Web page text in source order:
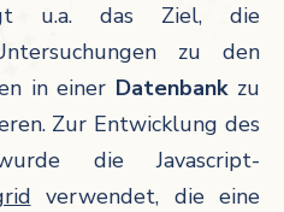
u.a. das Ziel, die
zu den
in einer Datenbankzu
Zur Entwicklung des
die Javascript-
verwendet, die eine